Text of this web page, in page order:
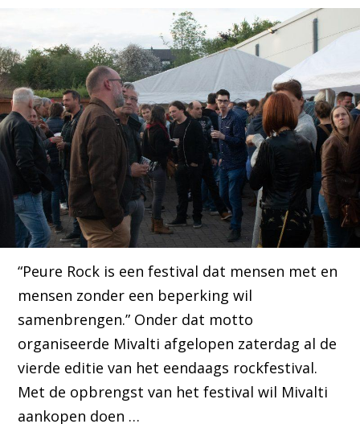
“Peure Rock is een festival dat mensen met en
mensen zonder een beperking wil
samenbrengen.” Onder dat motto
organiseerde Mivalti afgelopen zaterdag al de
vierde editie van het eendaags rockfestival.
Met de opbrengst van het festival wil Mivalti
aankopen doen …